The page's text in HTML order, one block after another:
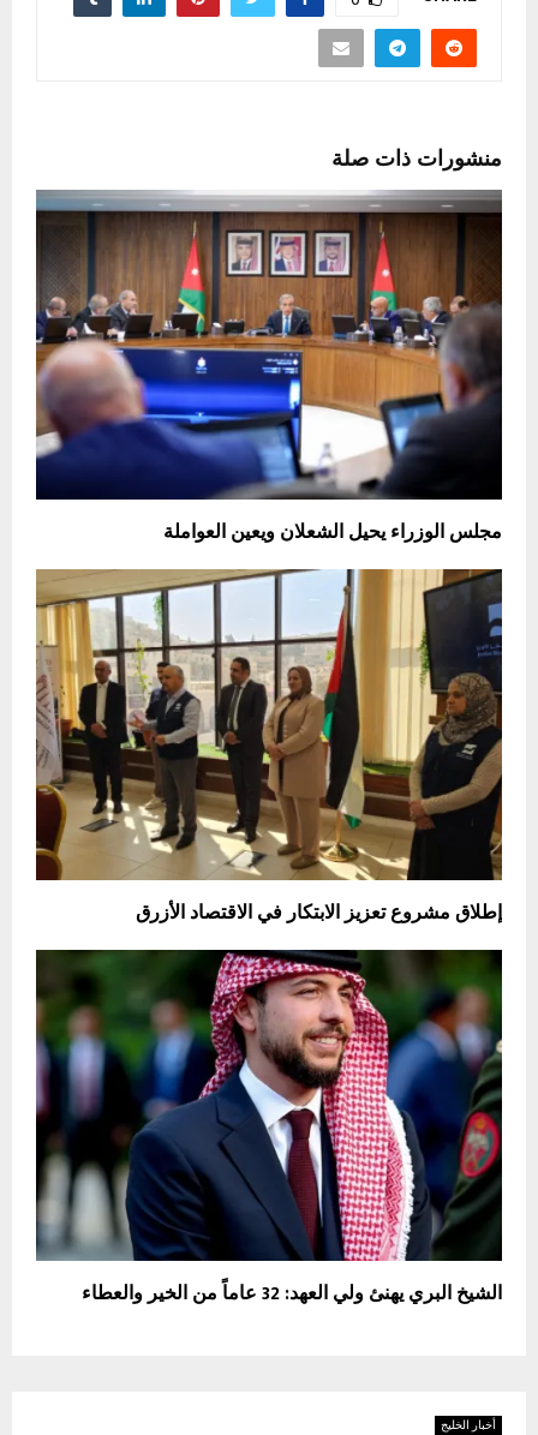
منشورات ذات صلة
مجلس الوزراء يحيل الشعلان ويعين العواملة
إطلاق مشروع تعزيز الابتكار في الاقتصاد الأزرق
الشيخ البري يهنئ ولي العهد: 32 عاماً من الخير والعطاء
أخبار الخليج